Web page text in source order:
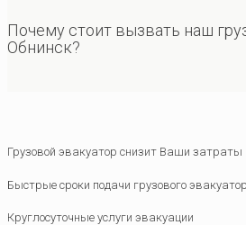
Почему стоит вызвать наш
Обнинск?
Грузовой эвакуатор снизит Ваши затраты
Быстрые сроки подачи грузового
Круглосуточные услуги эвакуации